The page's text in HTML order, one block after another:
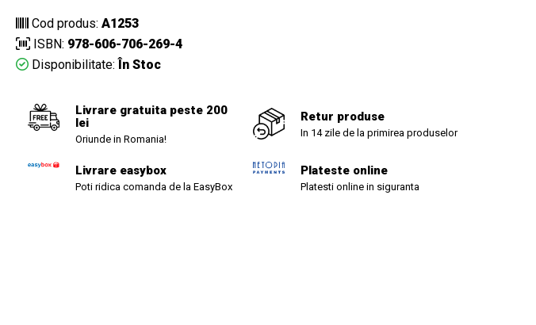
Cod produs: A1253
ISBN: 978-606-706-269-4
Disponibilitate: În Stoc
Livrare gratuita peste 200
lei
Oriunde in Romania!
Retur produse
In 14 zile de la primirea produselor
Livrare easybox
Poti ridica comanda de la EasyBox
Plateste online
Platesti online in siguranta